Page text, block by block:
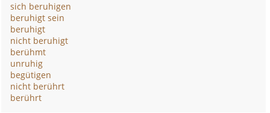
sich beruhigen
beruhigt sein
beruhigt
nicht beruhigt
berühmt
unruhig
begütigen
nicht berührt
berührt